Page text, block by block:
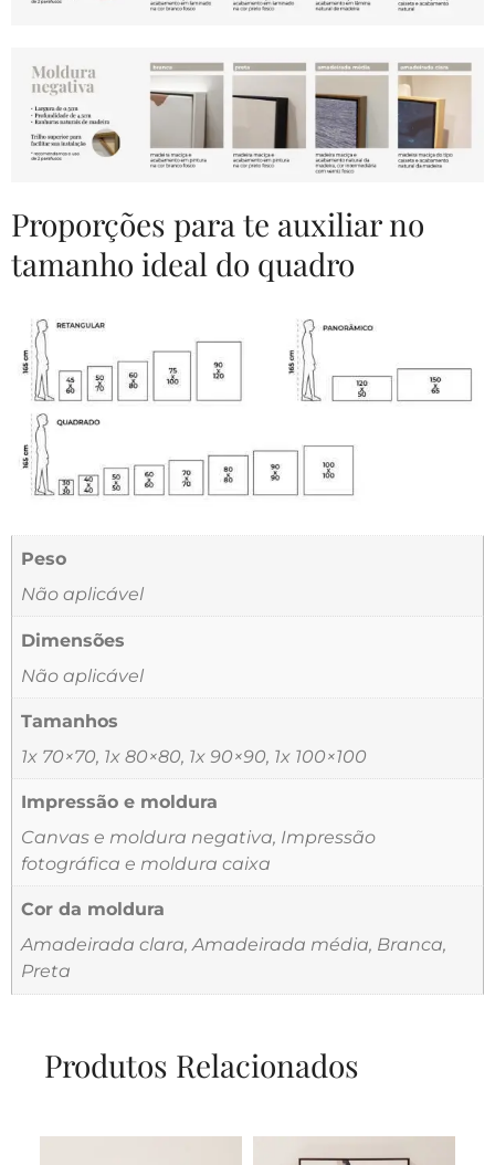
Proporções para te auxiliar no
tamanho ideal do quadro
Peso
Não aplicável
Dimensões
Não aplicável
Tamanhos
1x 70×70, 1x 80×80, 1x 90×90, 1x 100×100
Impressão e moldura
Canvas e moldura negativa, Impressão
fotográfica e moldura caixa
Cor da moldura
Amadeirada clara, Amadeirada média, Branca,
Preta
Produtos Relacionados